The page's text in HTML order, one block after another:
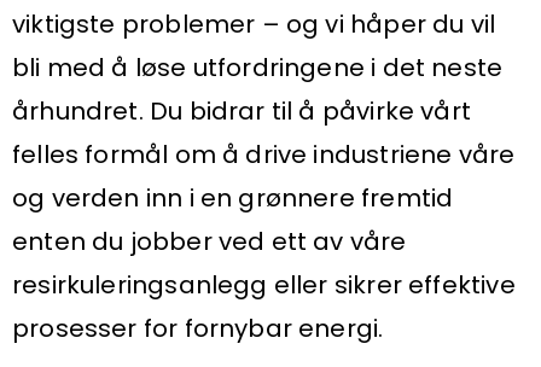
viktigste problemer – og vi håper du vil
bli med å løse utfordringene i det neste
århundret. Du bidrar til å påvirke vårt
felles formål om å drive industriene våre
og verden inn i en grønnere fremtid
enten du jobber ved ett av våre
resirkuleringsanlegg eller sikrer effektive
prosesser for fornybar energi.